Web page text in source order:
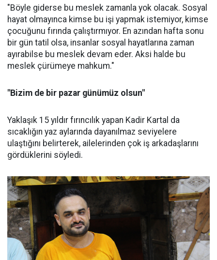
"Böyle giderse bu meslek zamanla yok olacak. Sosyal
hayat olmayınca kimse bu işi yapmak istemiyor, kimse
çocuğunu fırında çalıştırmıyor. En azından hafta sonu
bir gün tatil olsa, insanlar sosyal hayatlarına zaman
ayırabilse bu meslek devam eder. Aksi halde bu
meslek çürümeye mahkum."
"Bizim de bir pazar günümüz olsun"
Yaklaşık 15 yıldır fırıncılık yapan Kadir Kartal da
sıcaklığın yaz aylarında dayanılmaz seviyelere
ulaştığını belirterek, ailelerinden çok iş arkadaşlarını
gördüklerini söyledi.